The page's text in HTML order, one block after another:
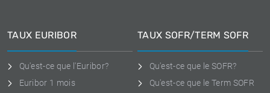
TAUX EURIBOR
Qu'est-ce que l'Euribor?
Euribor 1 mois
TAUX SOFR/TERM SOFR
Qu'est-ce que le SOFR?
Qu'est-ce que le Term SOFR